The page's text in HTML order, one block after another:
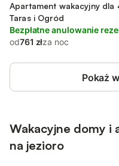
Apartament wakacyjny dla
Taras i Ogród
Bezpłatne anulowanie
od761 złza noc
Pokaż
Wakacyjne domy i
na jezioro